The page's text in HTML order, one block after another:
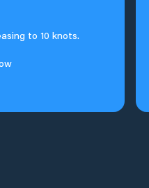
to 10 knots.